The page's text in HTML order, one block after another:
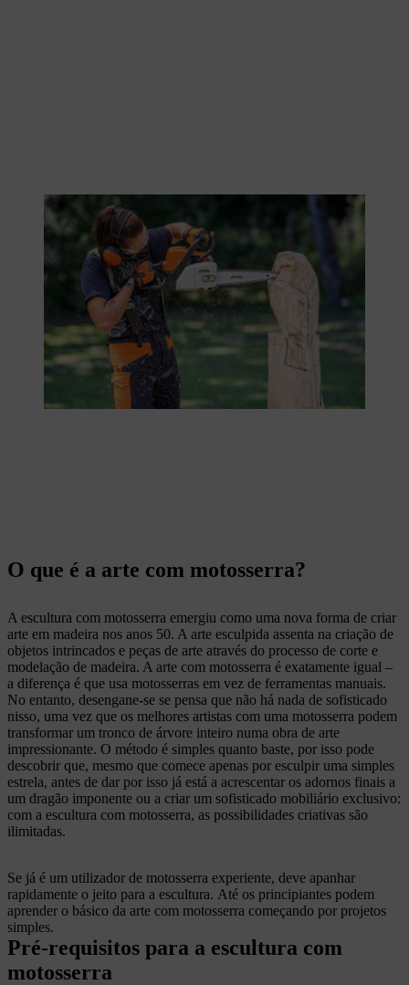
O que é a arte com motosserra?
A escultura com motosserra emergiu como uma nova forma de criar
arte em madeira nos anos 50. A arte esculpida assenta na criação de
objetos intrincados e peças de arte através do processo de corte e
modelação de madeira. A arte com motosserra é exatamente igual –
a diferença é que usa motosserras em vez de ferramentas manuais.
No entanto, desengane-se se pensa que não há nada de sofisticado
nisso, uma vez que os melhores artistas com uma motosserra podem
transformar um tronco de árvore inteiro numa obra de arte
impressionante. O método é simples quanto baste, por isso pode
descobrir que, mesmo que comece apenas por esculpir uma simples
estrela, antes de dar por isso já está a acrescentar os adornos finais a
um dragão imponente ou a criar um sofisticado mobiliário exclusivo:
com a escultura com motosserra, as possibilidades criativas são
ilimitadas.
Se já é um utilizador de motosserra experiente, deve apanhar
rapidamente o jeito para a escultura. Até os principiantes podem
aprender o básico da arte com motosserra começando por projetos
simples.
Pré-requisitos para a escultura com
motosserra